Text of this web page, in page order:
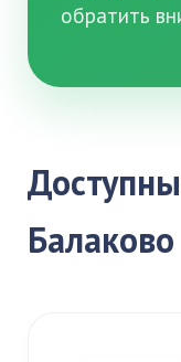
обратить
Балаково